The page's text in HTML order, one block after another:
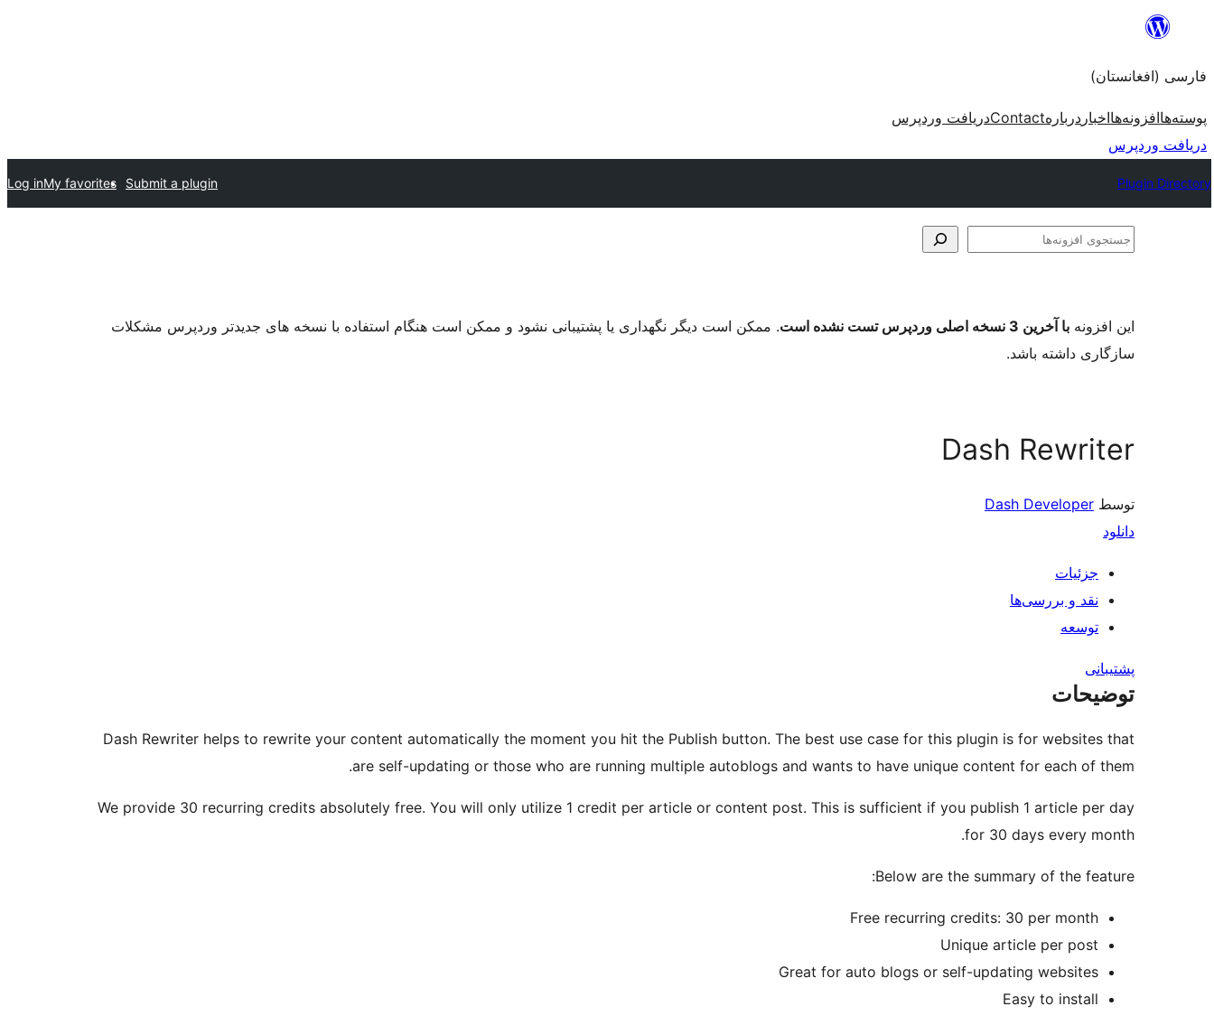
بروید
فارسی (افغانستان)
پوسته‌هاافزونه‌هااخبار دربارهContactدریافت وردپرس
دریافت وردپرس
Plugin Directory
Submit a plugin
My favorites
Log in
جستجوی
این افزونه با آخرین 3 نسخه اصلی وردپرس تست نشده است
. ممکن است دیگر نگهداری یا پشتیبانی نشود و ممکن است هنگام استفاده با نسخه های جدیدتر وردپرس مشکلات
سازگاری داشته باشد.
Dash Rewriter
توسط Dash Developer
دانلود
جزئیات
نقد و بررسی‌ها
توسعه
پشتیبانی
توضیحات
Dash Rewriter helps to rewrite your content automatically the moment you hit the Publish button. The best use case for this plugin is for websites that
are self-updating or those who are running multiple autoblogs and wants to have unique content for each of them.
We provide 30 recurring credits absolutely free. You will only utilize 1 credit per article or content post. This is sufficient if you publish 1 article per day
for 30 days every month.
Below are the summary of the feature:
Free recurring credits: 30 per month
Unique article per post
Great for auto blogs or self-updating websites
Easy to install